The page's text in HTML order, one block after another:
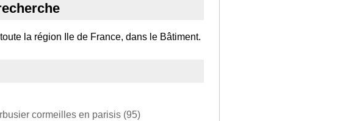
la région Ile de France, dans le Bâtiment.
cormeilles en parisis (95)